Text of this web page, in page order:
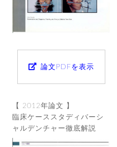
論文PDFを表示
【 2012年論文 】
臨床ケーススタディバーシ
ャルデンチャー徹底解説